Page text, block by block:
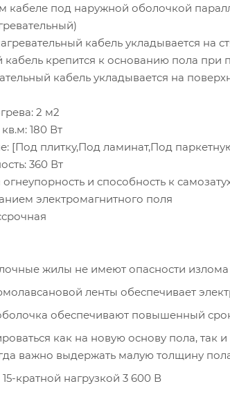
кабеле под наружной оболочкой
кабель укладывается на
кабель крепится к основанию пола
кабель укладывается на
2 м2
180 Вт
[Под плитку,Под ламинат,Под
360 Вт
и способность к
электромагнитного поля
жилы не имеют опасности излома
ленты обеспечивает
обеспечивают повышенный
как на новую основу пола,
важно выдержать малую толщину
кратной нагрузкой 3 600 В